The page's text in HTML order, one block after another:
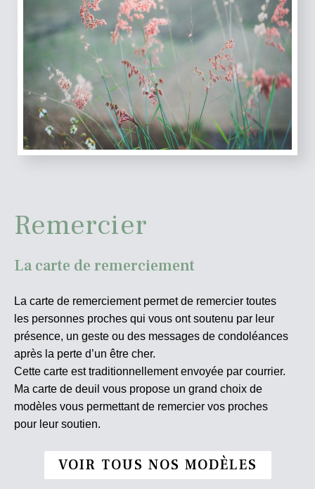
Remercier
La carte de remerciement
La carte de remerciement permet de remercier toutes
les personnes proches qui vous ont soutenu par leur
présence, un geste ou des messages de condoléances
après la perte d’un être cher.
Cette carte est traditionnellement envoyée par courrier.
Ma carte de deuil vous propose un grand choix de
modèles vous permettant de remercier vos proches
pour leur soutien.
VOIR TOUS NOS MODÈLES